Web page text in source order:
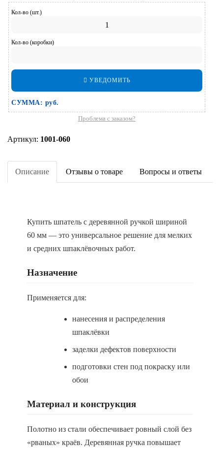
Кол-во (шт.)
Кол-во (коробки)
УВЕДОМИТЬ
СУММА: руб.
Проблема с заказом?
Артикул: 1001-060
Описание Отзывы о товаре Вопросы и ответы
Купить шпатель с деревянной ручкой шириной
60 мм — это универсальное решение для мелких
и средних шпаклёвочных работ.
Назначение
Применяется для:
нанесения и распределения
шпаклёвки
заделки дефектов поверхности
подготовки стен под покраску или
обои
Материал и конструкция
Полотно из стали обеспечивает ровный слой без
«рваных» краёв. Деревянная ручка повышает